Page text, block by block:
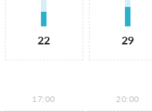
22 29
17:00 20:00